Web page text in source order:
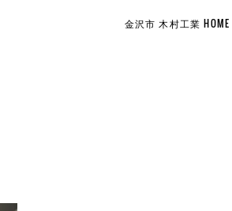
金沢市 木村工業 HOME